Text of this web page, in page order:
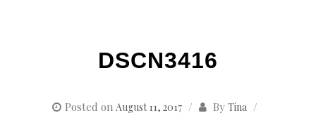
DSCN3416
Posted on August 11, 2017 By Tina